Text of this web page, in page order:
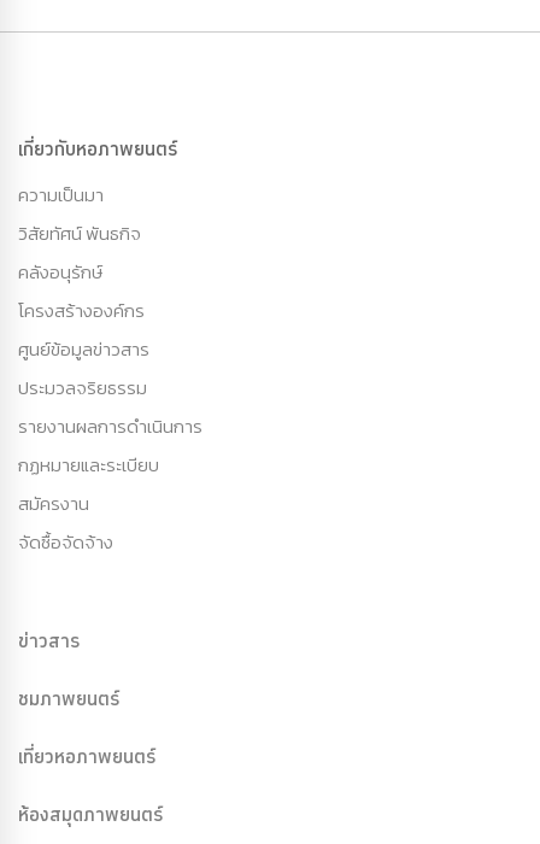
เกี่ยวกับหอภาพยนตร์
ความเป็นมา
วิสัยทัศน์ พันธกิจ
คลังอนุรักษ์
โครงสร้างองค์กร
ศูนย์ข้อมูลข่าวสาร
ประมวลจริยธรรม
รายงานผลการดำเนินการ
กฏหมายและระเบียบ
สมัครงาน
จัดซื้อจัดจ้าง
ข่าวสาร
ชมภาพยนตร์
เที่ยวหอภาพยนตร์
ห้องสมุดภาพยนตร์